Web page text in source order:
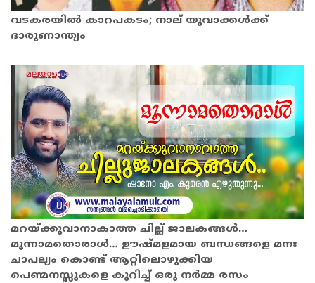
വടകരയില്‍ കാറപകടം; നാല് യുവാക്കൾക്ക്
ദാരുണാന്ത്യം
മറയ്ക്കുവാനാകാത്ത ചില്ല് ജാലകങ്ങൾ…
മൂന്നാമതൊരാൾ… ഊഷ്മളമായ ബന്ധങ്ങളെ മനഃ
ചാപല്യം കൊണ്ട് ആറ്റിലൊഴുക്കിയ
പെണ്മനസ്സുകളെ കുറിച്ച് ഒരു നർമ്മ രസം